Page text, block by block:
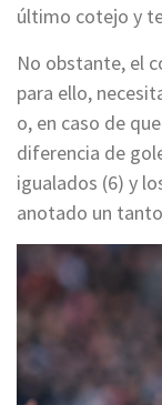
último cotejo y
No obstante, el
para ello,
o, en caso de
diferencia de
igualados (6) y
anotado un